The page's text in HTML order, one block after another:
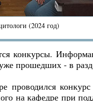
(2024 год)
конкурсы.
прошедших - в
проводился
на кафедре при